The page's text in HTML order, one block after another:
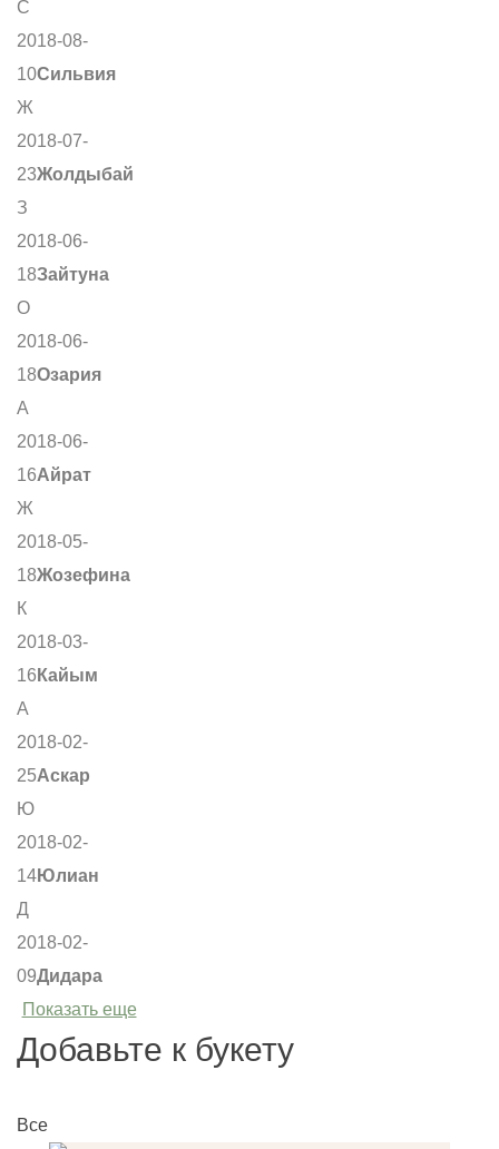
С
2018-08-
10Сильвия
Ж
2018-07-
23Жолдыбай
З
2018-06-
18Зайтуна
О
2018-06-
18Озария
А
2018-06-
16Айрат
Ж
2018-05-
18Жозефина
К
2018-03-
16 Кайым
А
2018-02-
25Аскар
Ю
2018-02-
14Юлиан
Д
2018-02-
09Дидара
Показать еще
Добавьте к букету
Все